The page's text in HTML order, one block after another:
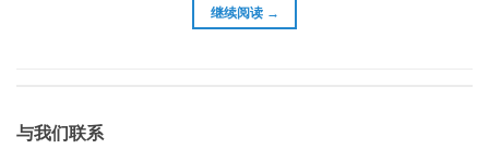
继续阅读 →
与我们联系